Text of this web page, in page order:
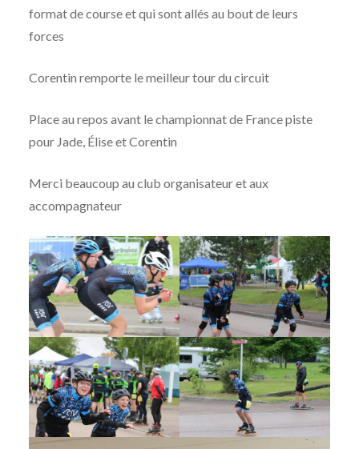
format de course et qui sont allés au bout de leurs
forces
Corentin remporte le meilleur tour du circuit
Place au repos avant le championnat de France piste
pour Jade, Élise et Corentin
Merci beaucoup au club organisateur et aux
accompagnateur